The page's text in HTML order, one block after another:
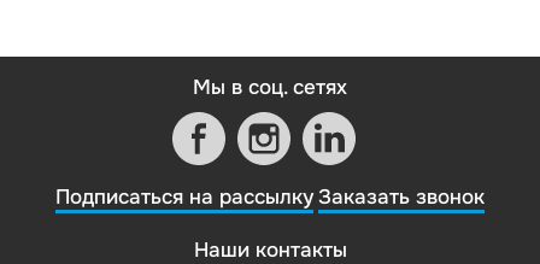
Мы в соц. сетях
Подписаться на рассылкуЗаказать звонок
Наши контакты